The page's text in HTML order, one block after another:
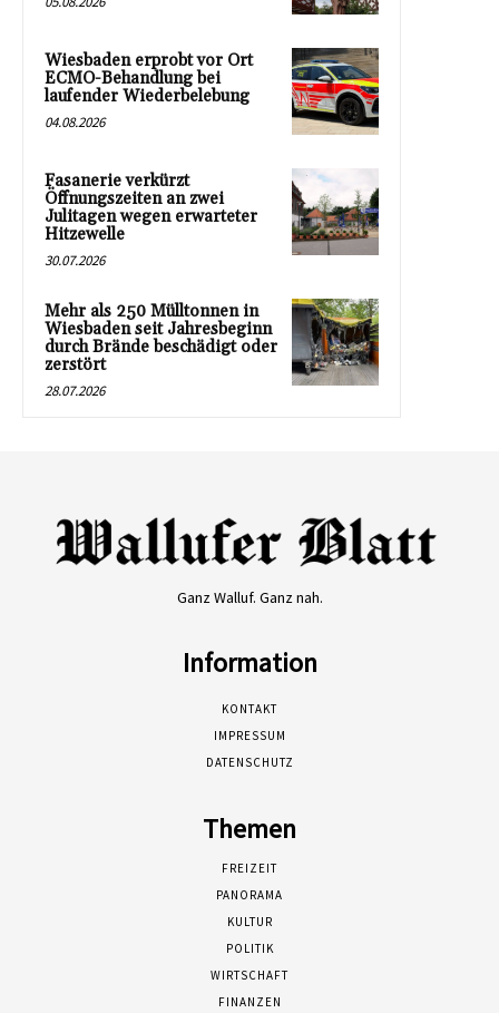
Wiesbaden erprobt vor Ort
ECMO-Behandlung bei
laufender Wiederbelebung
04.08.2026
Fasanerie verkürzt
Öffnungszeiten an zwei
Julitagen wegen erwarteter
Hitzewelle
30.07.2026
Mehr als 250 Mülltonnen in
Wiesbaden seit Jahresbeginn
durch Brände beschädigt oder
zerstört
28.07.2026
Ganz Walluf. Ganz nah.
Information
KONTAKT
IMPRESSUM
DATENSCHUTZ
Themen
FREIZEIT
PANORAMA
KULTUR
POLITIK
WIRTSCHAFT
FINANZEN